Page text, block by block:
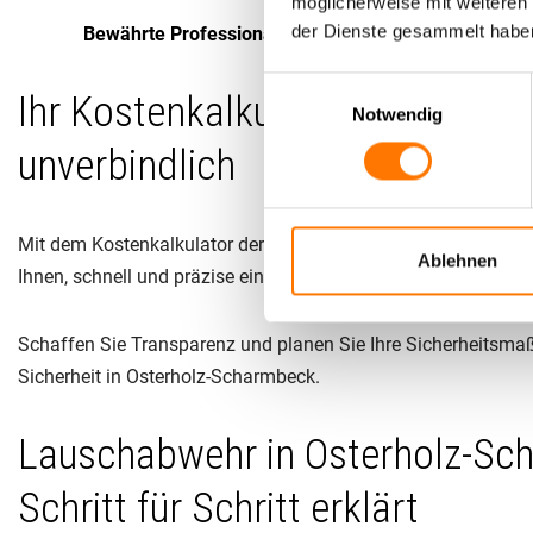
der Dienste gesammelt
Notwendig
Ablehnen
Bewährte Professionalität:Zahlreiche zufriedene
Ihr Kostenkalkulator für
unverbindlich
Mit dem Kostenkalkulator der
können Sie
Ihnen, schnell und präzise eine erste Orientierung zu
Schaffen Sie Transparenz und planen Sie Ihre
Sicherheit in Osterholz-Scharmbeck.
Lauschabwehr in Osterholz-
Schritt für Schritt erklärt